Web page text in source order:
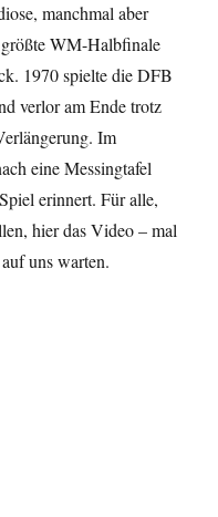
manchmal aber
WM-Halbfinale
1970 spielte die DFB
verlor am Ende trotz
Im
eine Messingtafel
erinnert. Für alle,
hier das Video – mal
uns warten.